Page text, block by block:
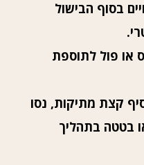
הבישול
לתוספת
מתיקות, נסו
בתהליך